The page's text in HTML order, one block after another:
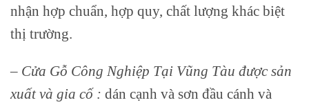
nhận hợp chuẩn, hợp quy, chất lượng khác biệt
thị trường.
– Cửa Gỗ Công Nghiệp Tại Vũng Tàu được sản
xuất và gia cố : dán cạnh và sơn đầu cánh và